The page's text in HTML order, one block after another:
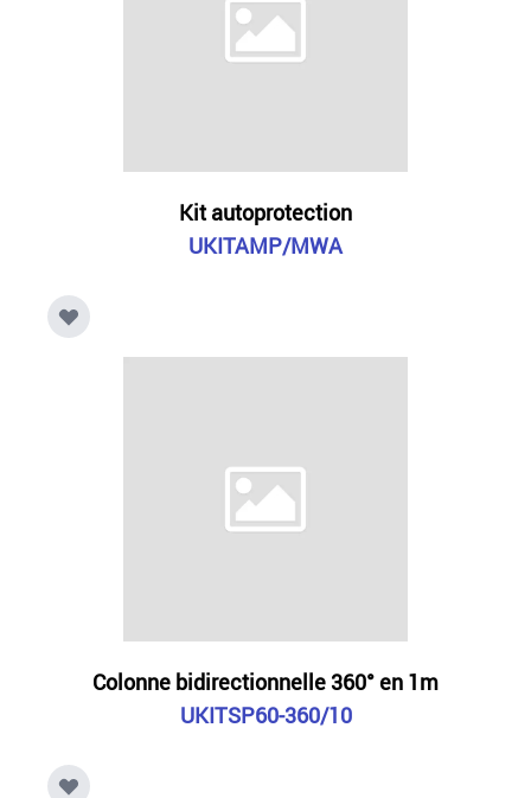
Kit autoprotection
UKITAMP/MWA
Colonne bidirectionnelle 360° en 1m
UKITSP60-360/10